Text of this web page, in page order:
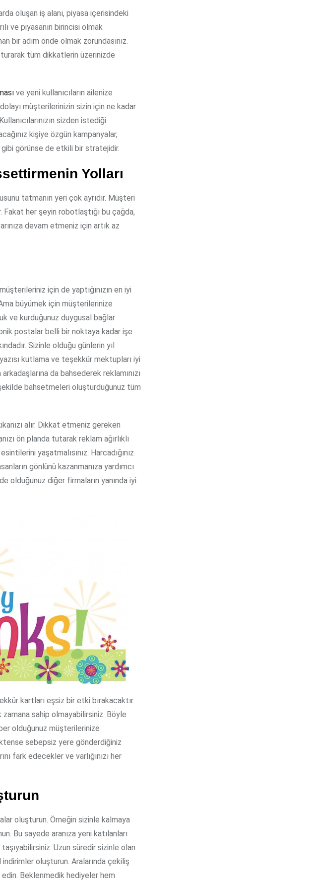
ve piyasanın birincisi olmak
bir adım önde olmak zorundasınız.
tüm dikkatlerin üzerinizde
ve yeni kullanıcıların ailenize
müşterilerinizin sizin için ne kadar
sizden istediği
kişiye özgün kampanyalar,
görünse de etkili bir stratejidir.
Yolları
tatmanın yeri çok ayrıdır. Müşteri
her şeyin robotlaştığı bu çağda,
devam etmeniz için artık az
için de yaptığınızın en iyi
büyümek için müşterilerinize
ve kurduğunuz duygusal bağlar
postalar belli bir noktaya kadar işe
Sizinle olduğu günlerin yıl
kutlama ve teşekkür mektupları iyi
da bahsederek reklamınızı
bahsetmeleri oluşturduğunuz tüm
alır. Dikkat etmeniz gereken
ön planda tutarak reklam ağırlıklı
yaşatmalısınız. Harcadığınız
gönlünü kazanmanıza yardımcı
olduğunuz diğer firmaların yanında iyi
kartları eşsiz bir etki bırakacaktır.
zamana sahip olmayabilirsiniz. Böyle
olduğunuz müşterilerinize
sebepsiz yere gönderdiğiniz
fark edecekler ve varlığınızı her
oluşturun. Örneğin sizinle kalmaya
Bu sayede aranıza yeni katılanları
Uzun süredir sizinle olan
oluşturun. Aralarında çekiliş
Beklenmedik hediyeler hem